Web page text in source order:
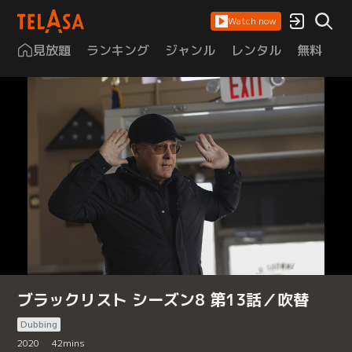
Watch now
見放題 ランキング ジャンル レンタル 無料
ブラックリスト シーズン8 第13話／吹替
Dubbing
2020
42mins